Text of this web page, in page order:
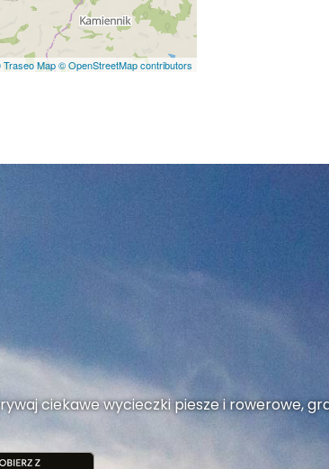
Map© OpenStreetMap contributors
ciekawe wycieczki piesze i rowerowe,